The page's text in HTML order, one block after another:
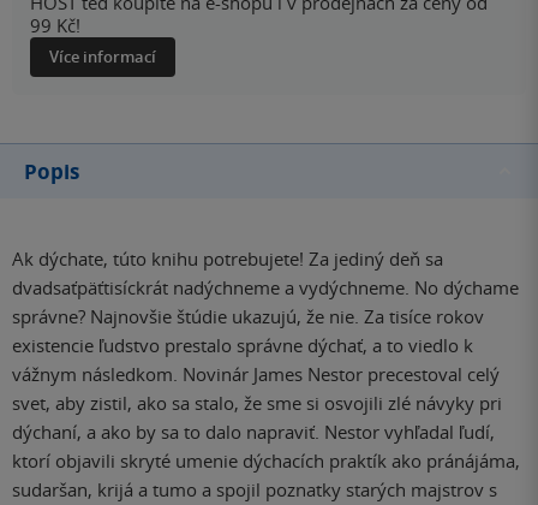
99 Kč!
Více informací
Popis
Ak dýchate, túto knihu potrebujete! Za jediný deň sa
dvadsaťpäťtisíckrát nadýchneme a vydýchneme. No dýchame
správne? Najnovšie štúdie ukazujú, že nie. Za tisíce rokov
existencie ľudstvo prestalo správne dýchať, a to viedlo k
vážnym následkom. Novinár James Nestor precestoval celý
svet, aby zistil, ako sa stalo, že sme si osvojili zlé návyky pri
dýchaní, a ako by sa to dalo napraviť. Nestor vyhľadal ľudí,
ktorí objavili skryté umenie dýchacích praktík ako pránájáma,
sudaršan, krijá a tumo a spojil poznatky starých majstrov s